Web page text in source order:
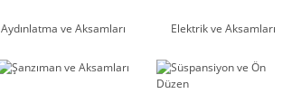
Aydınlatma ve Aksamları Elektrik ve Aksamları